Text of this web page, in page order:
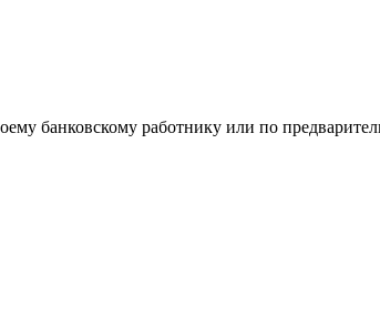
банковскому работнику или по